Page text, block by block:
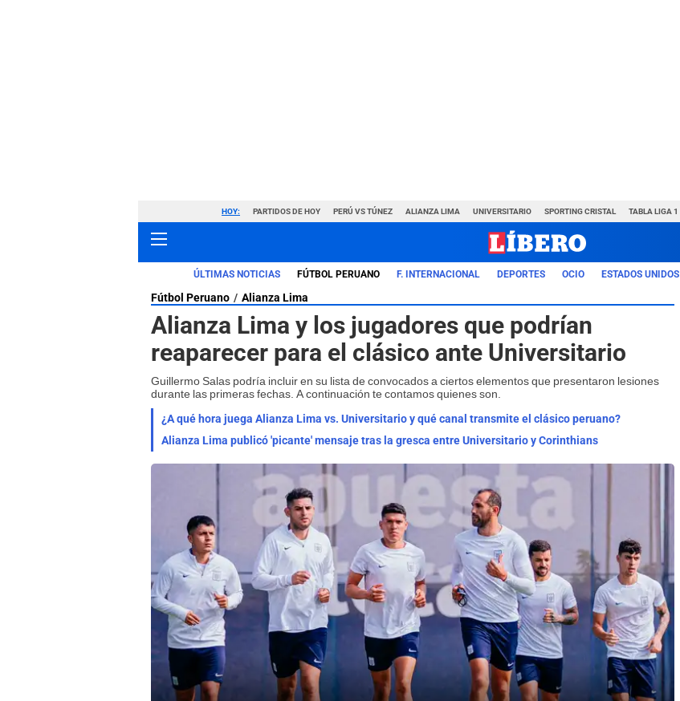
HOY: PARTIDOS DE HOY PERÚ VS TÚNEZ ALIANZA LIMA UNIVERSITARIO SPORTING CRISTAL TABLA LIGA 1
ÚLTIMAS NOTICIAS FÚTBOL PERUANO F. INTERNACIONAL DEPORTES OCIO ESTADOS UNIDOS
Fútbol Peruano Alianza Lima
Alianza Lima y los jugadores que podrían
reaparecer para el clásico ante Universitario
Guillermo Salas podría incluir en su lista de convocados a ciertos elementos que presentaron lesiones
durante las primeras fechas. A continuación te contamos quienes son.
¿A qué hora juega Alianza Lima vs. Universitario y qué canal transmite el clásico peruano?
Alianza Lima publicó 'picante' mensaje tras la gresca entre Universitario y Corinthians